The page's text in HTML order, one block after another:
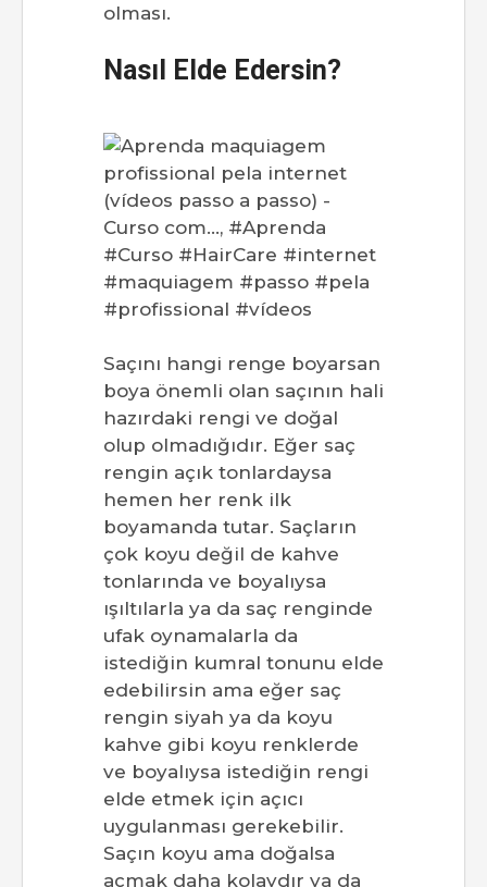
olması.
Nasıl Elde Edersin?
Saçını hangi renge boyarsan
boya önemli olan saçının hali
hazırdaki rengi ve doğal
olup olmadığıdır. Eğer saç
rengin açık tonlardaysa
hemen her renk ilk
boyamanda tutar. Saçların
çok koyu değil de kahve
tonlarında ve boyalıysa
ışıltılarla ya da saç renginde
ufak oynamalarla da
istediğin kumral tonunu elde
edebilirsin ama eğer saç
rengin siyah ya da koyu
kahve gibi koyu renklerde
ve boyalıysa istediğin rengi
elde etmek için açıcı
uygulanması gerekebilir.
Saçın koyu ama doğalsa
açmak daha kolaydır ya da